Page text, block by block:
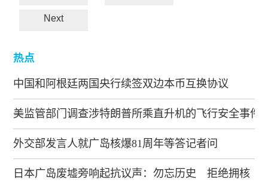
Next
热点
中国和阿根廷两国央行续签双边本币互换协议
美监管部门调查涉特朗普所乘直升机的飞行安全事件
外交部发言人就广岛核爆81周年等答记者问
日本广岛废墟旁响起抗议声：勿忘历史 拒绝拥核